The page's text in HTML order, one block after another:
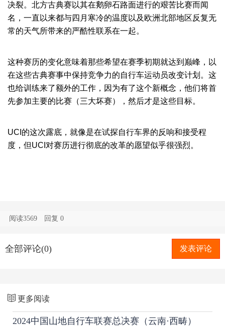
决裂。北方古典赛以其在鹅卵石路面进行的艰苦比赛而闻
名，一直以来都与四月寒冷的温度以及欧洲北部地区反复无
常的天气所带来的严酷性联系在一起。
这种赛历的变化意味着那些希望在赛季初期就达到巅峰，以
在这些古典赛事中保持竞争力的自行车运动员改变计划。这
也给训练来了额外的工作，因为有了这个新概念，他们将首
先参加主要的比赛（三大坏赛），然后才是这些目标。
UCI的这次露底，就像是在试探自行车界的反响和接受程
度，但UCI对赛历进行彻底的改革的愿望似乎很强烈。
阅读3569 回复0
全部评论(0) 发表评论
更多阅读
2024中国山地自行车联赛总决赛（云南·西畴）